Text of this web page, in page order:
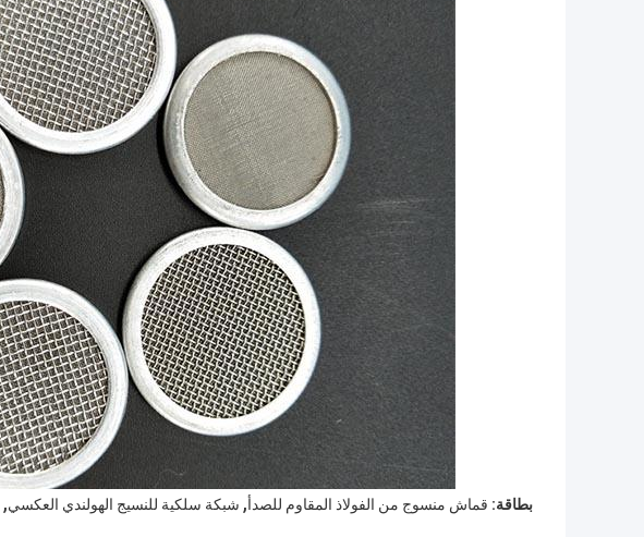
بطاقة: قماش منسوج من الفولاذ المقاوم للصدأ, شبكة سلكية للنسيج الهولندي العكسي,